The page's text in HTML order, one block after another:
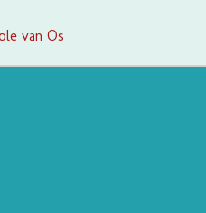
van Os